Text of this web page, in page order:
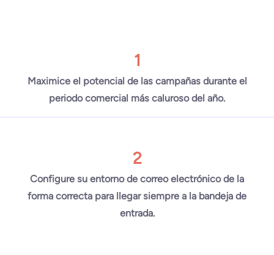
1
Maximice el potencial de las campañas durante el
periodo comercial más caluroso del año.
2
Configure su entorno de correo electrónico de la
forma correcta para llegar siempre a la bandeja de
entrada.